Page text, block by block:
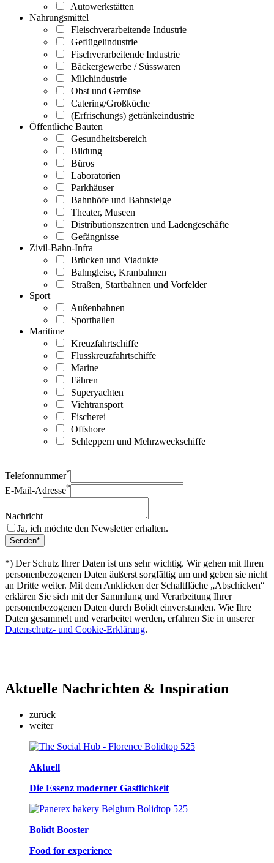
Autowerkstätten
Nahrungsmittel
Fleischverarbeitende Industrie
Geflügelindustrie
Fischverarbeitende Industrie
Bäckergewerbe / Süsswaren
Milchindustrie
Obst und Gemüse
Catering/Großküche
(Erfrischungs) getränkeindustrie
Öffentliche Bauten
Gesundheitsbereich
Bildung
Büros
Laboratorien
Parkhäuser
Bahnhöfe und Bahnsteige
Theater, Museen
Distributionszentren und Ladengeschäfte
Gefängnisse
Zivil-Bahn-Infra
Brücken und Viadukte
Bahngleise, Kranbahnen
Straßen, Startbahnen und Vorfelder
Sport
Außenbahnen
Sporthallen
Maritime
Kreuzfahrtschiffe
Flusskreuzfahrtschiffe
Marine
Fähren
Superyachten
Viehtransport
Fischerei
Offshore
Schleppern und Mehrzweckschiffe
Telefonnummer*
E-Mail-Adresse*
Nachricht
Ja, ich möchte den Newsletter erhalten.
*) Der Schutz Ihrer Daten ist uns sehr wichtig. Wir gehen mit Ihren
personenbezogenen Daten äußerst sorgfältig um und geben sie nicht
an Dritte weiter. Mit dem Anklicken der Schaltfläche „Abschicken“
erklären Sie sich mit der Sammlung und Verarbeitung Ihrer
personenbezogenen Daten durch Bolidt einverstanden. Wie Ihre
Daten gesammelt und verarbeitet werden, erfahren Sie in unserer
Datenschutz- und Cookie-Erklärung.
Aktuelle Nachrichten & Inspiration
zurück
weiter
Aktuell
Die Essenz moderner Gastlichkeit
Bolidt Booster
Food for experience